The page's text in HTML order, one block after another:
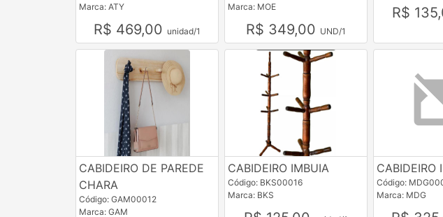
Marca: ATY
R$ 469,00 unidad/1
Marca: MOE
R$ 349,00 UND/1
R$
CABIDEIRO DE PAREDE
CHARA
Código: GAM00012
Marca: GAM
CABIDEIRO IMBUIA
Código: BKS00016
Marca: BKS
CABIDEIRO
Código:
Marca: MDG